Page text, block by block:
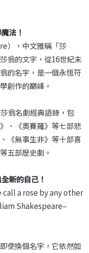
法！
），中文雅稱「莎
翁的文字，從16世紀末
的名字，是一個永恆符
創作的巔峰。
翁名劇經典語錄，包
、《奧賽羅》等七部悲
《無事生非》等十部喜
五部歷史劇。
新的自己！
a rose by any other
Shakespeare–
使換個名字，它依然如